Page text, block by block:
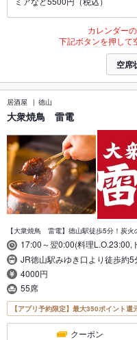
カレンダー
下記ボタンを押して
空席
居酒屋 徳山
大衆焼鳥 雷電
【大衆焼鳥 雷電】徳山駅徒歩5分！炭
17:00～翌0:00(料理L.O.23:00,
JR徳山駅みゆき口より徒歩約5
4000円
55席
【アプリ予約限定】最大350ポイント還
クーポン